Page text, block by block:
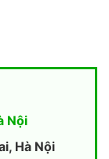
Nội
Hà Nội